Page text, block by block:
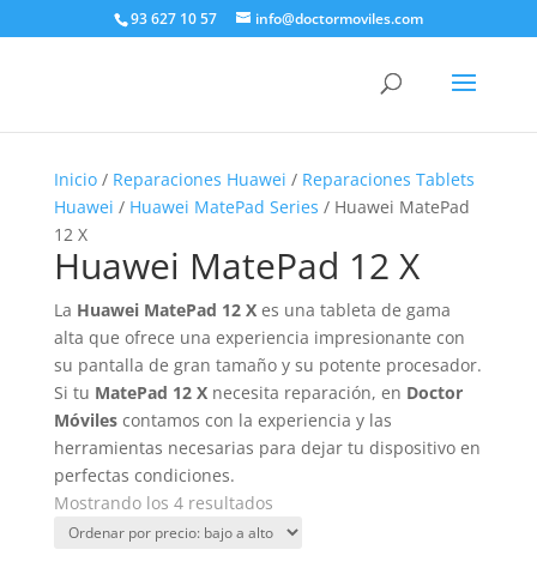
93 627 10 57 info@doctormoviles.com
Inicio/ Reparaciones Huawei / Reparaciones Tablets
Huawei / Huawei MatePad Series / Huawei MatePad
12 X
Huawei MatePad 12 X
La Huawei MatePad 12 Xes una tableta de gama
alta que ofrece una experiencia impresionante con
su pantalla de gran tamaño y su potente procesador.
Si tu MatePad 12 Xnecesita reparación, en Doctor
Móvilescontamos con la experiencia y las
herramientas necesarias para dejar tu dispositivo en
perfectas condiciones.
Mostrando los 4 resultadosOrdenado
por